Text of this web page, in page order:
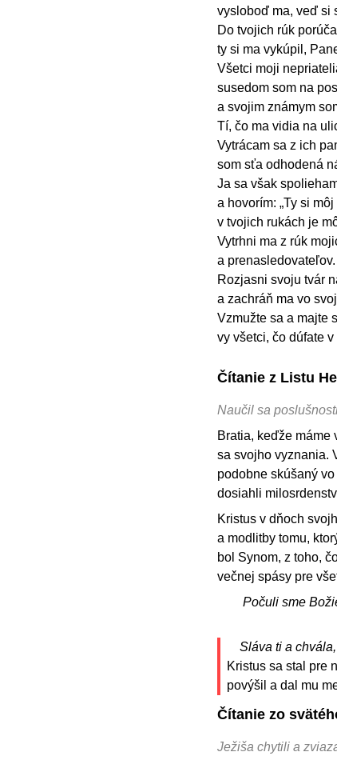
vysloboď ma, veď si
Do tvojich rúk
ty si ma vykúpil,
Všetci moji
susedom som na
a svojim známym
Tí, čo ma vidia na
Vytrácam sa z ich
som sťa odhodená
Ja sa však
a hovorím: „Ty si
v tvojich rukách je
Vytrhni ma z rúk
a prenasledovateľov.
Rozjasni svoju tvár
a zachráň ma vo
Vzmužte sa a majte
vy všetci, čo dúfate v
Čítanie z Listu
Naučil sa
Bratia, keďže máme
sa svojho vyznania.
podobne skúšaný
dosiahli
Kristus v dňoch
a modlitby tomu,
bol Synom, z toho,
večnej spásy pre
Počuli sme
Sláva ti a
Kristus sa stal pre
povýšil a dal mu
Čítanie zo
Ježiša chytili a